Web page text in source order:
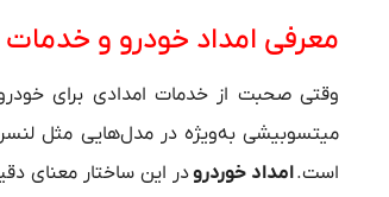
معرفی امداد خودرو و
وقتی صحبت از خدمات امدادی برای
میتسوبیشی به‌ویژه در مدل‌هایی مثل
است.امداد خوردرودر این ساختار معنای